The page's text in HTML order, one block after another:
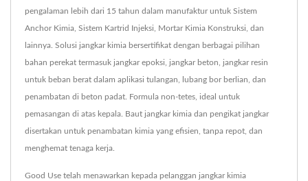
pengalaman lebih dari 15 tahun dalam manufaktur untuk Sistem
Anchor Kimia, Sistem Kartrid Injeksi, Mortar Kimia Konstruksi, dan
lainnya. Solusi jangkar kimia bersertifikat dengan berbagai pilihan
bahan perekat termasuk jangkar epoksi, jangkar beton, jangkar resin
untuk beban berat dalam aplikasi tulangan, lubang bor berlian, dan
penambatan di beton padat. Formula non-tetes, ideal untuk
pemasangan di atas kepala. Baut jangkar kimia dan pengikat jangkar
disertakan untuk penambatan kimia yang efisien, tanpa repot, dan
menghemat tenaga kerja.
Good Use telah menawarkan kepada pelanggan jangkar kimia